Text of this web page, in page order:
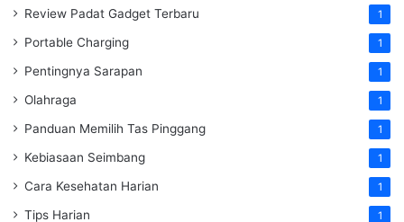
Review Padat Gadget Terbaru 1
Portable Charging 1
Pentingnya Sarapan 1
Olahraga 1
Panduan Memilih Tas Pinggang 1
Kebiasaan Seimbang 1
Cara Kesehatan Harian 1
Tips Harian 1